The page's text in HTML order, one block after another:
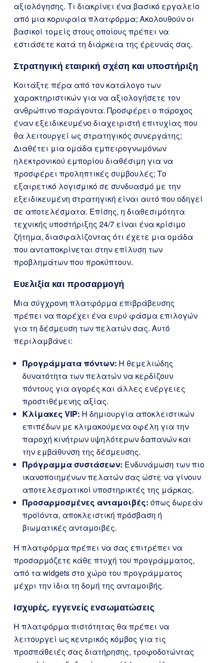
αξιολόγησης. Τι διακρίνει ένα βασικό εργαλείο
από μια κορυφαία πλατφόρμα; Ακολουθούν οι
βασικοί τομείς στους οποίους πρέπει να
εστιάσετε κατά τη διάρκεια της έρευνάς σας.
Στρατηγική εταιρική σχέση και υποστήριξη
Κοιτάξτε πέρα από τον κατάλογο των
χαρακτηριστικών για να αξιολογήσετε τον
ανθρώπινο παράγοντα. Προσφέρει ο πάροχος
έναν εξειδικευμένο διαχειριστή επιτυχίας που
θα λειτουργεί ως στρατηγικός συνεργάτης;
Διαθέτει μια ομάδα εμπειρογνωμόνων
ηλεκτρονικού εμπορίου διαθέσιμη για να
προσφέρει προληπτικές συμβουλές; Το
εξαιρετικό λογισμικό σε συνδυασμό με την
εξειδικευμένη στρατηγική είναι αυτό που οδηγεί
σε αποτελέσματα. Επίσης, η διαθεσιμότητα
τεχνικής υποστήριξης 24/7 είναι ένα κρίσιμο
ζήτημα, διασφαλίζοντας ότι έχετε μια ομάδα
που ανταποκρίνεται στην επίλυση των
προβλημάτων που προκύπτουν.
Ευελιξία και προσαρμογή
Μια σύγχρονη πλατφόρμα επιβράβευσης
πρέπει να παρέχει ένα ευρύ φάσμα επιλογών
για τη δέσμευση των πελατών σας. Αυτό
περιλαμβάνει:
Προγράμματα πόντων: Η θεμελιώδης
δυνατότητα των πελατών να κερδίζουν
πόντους για αγορές και άλλες ενέργειες
προστιθέμενης αξίας.
Κλίμακες VIP: Η δημιουργία αποκλειστικών
επιπέδων με κλιμακούμενα οφέλη για την
παροχή κινήτρων υψηλότερων δαπανών και
την εμβάθυνση της δέσμευσης.
Πρόγραμμα συστάσεων: Ενδυνάμωση των πιο
ικανοποιημένων πελατών σας ώστε να γίνουν
αποτελεσματικοί υποστηρικτές της μάρκας.
Προσαρμοσμένες ανταμοιβές: όπως δωρεάν
προϊόντα, αποκλειστική πρόσβαση ή
βιωματικές ανταμοιβές.
Η πλατφόρμα πρέπει να σας επιτρέπει να
προσαρμόζετε κάθε πτυχή του προγράμματος,
από τα widgets στο χώρο του προγράμματος
μέχρι την ίδια τη δομή της ανταμοιβής.
Ισχυρές, εγγενείς ενσωματώσεις
Η πλατφόρμα πιστότητας θα πρέπει να
λειτουργεί ως κεντρικός κόμβος για τις
προσπάθειές σας διατήρησης, τροφοδοτώντας